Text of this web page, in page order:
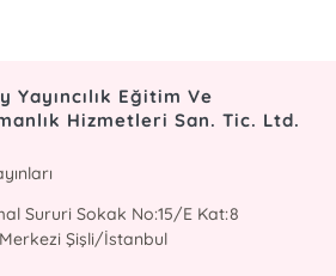
Yayıncılık Eğitim Ve
Hizmetleri San. Tic. Ltd.
Sururi Sokak No:15/E Kat:8
Şişli/İstanbul